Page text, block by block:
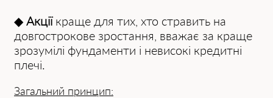
◆Акціїкраще для тих, хто стравить на
довгострокове зростання, вважає за краще
зрозумілі фундаменти і невисокі кредитні
плечі.
Загальний принцип: